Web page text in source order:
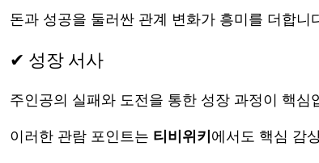
돈과 성공을 둘러싼 관계 변화가 흥미를 더합니
✔ 성장 서사
주인공의 실패와 도전을 통한 성장 과정이 핵심
이러한 관람 포인트는 티비위키 에서도 핵심 감